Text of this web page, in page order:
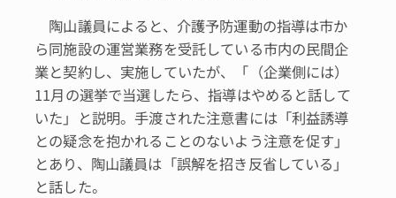
陶山議員によると、介護予防運動の指導は市か
ら同施設の運営業務を受託している市内の民間企
業と契約し、実施していたが、「（企業側には）
11月の選挙で当選したら、指導はやめると話して
いた」と説明。手渡された注意書には「利益誘導
との疑念を抱かれることのないよう注意を促す」
とあり、陶山議員は「誤解を招き反省している」
と話した。